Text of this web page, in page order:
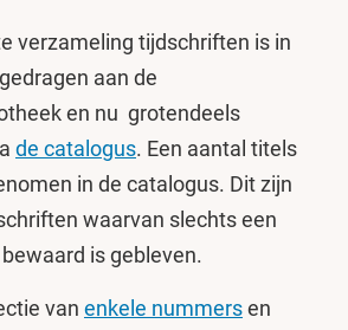
verzameling tijdschriften is in
aan de
en nu grotendeels
de catalogus. Een aantal titels
in de catalogus. Dit zijn
waarvan slechts een
is gebleven.
van enkele nummersen